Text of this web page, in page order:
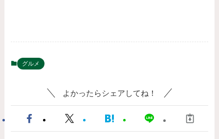
グルメ
よかったらシェアしてね！